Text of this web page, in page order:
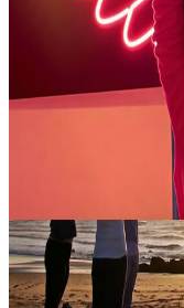
Invita amici e amiche a
un’esperienza di
attività disponibili, si
Yoga...
Contatta
Yoga sulla spiaggia